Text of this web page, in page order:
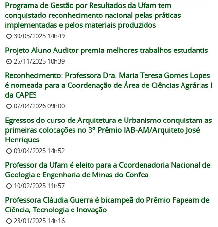
Programa de Gestão por Resultados da Ufam tem
conquistado reconhecimento nacional pelas práticas
implementadas e pelos materiais produzidos
30/05/2025 14h49
Projeto Aluno Auditor premia melhores trabalhos estudantis
25/11/2025 10h39
Reconhecimento: Professora Dra. Maria Teresa Gomes Lopes
é nomeada para a Coordenação de Área de Ciências Agrárias I
da CAPES
07/04/2026 09h00
Egressos do curso de Arquitetura e Urbanismo conquistam as
primeiras colocações no 3º Prêmio IAB-AM/Arquiteto José
Henriques
09/04/2025 14h52
Professor da Ufam é eleito para a Coordenadoria Nacional de
Geologia e Engenharia de Minas do Confea
10/02/2025 11h57
Professora Cláudia Guerra é bicampeã do Prêmio Fapeam de
Ciência, Tecnologia e Inovação
28/01/2025 14h16